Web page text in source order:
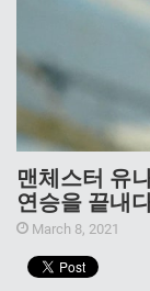
맨체스터 유
연승을 끝내
March 8, 2021